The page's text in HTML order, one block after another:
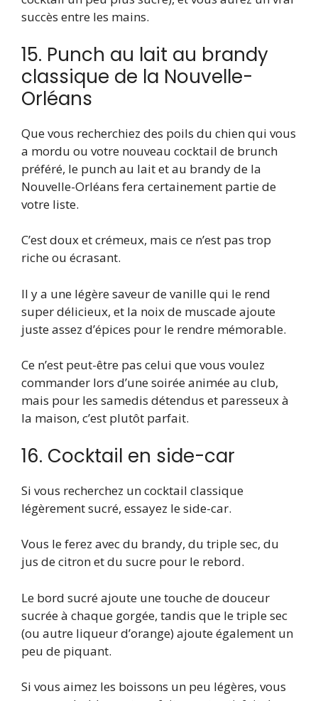
succès entre les mains.
15. Punch au lait au brandy
classique de la Nouvelle-
Orléans
Que vous recherchiez des poils du chien qui vous
a mordu ou votre nouveau cocktail de brunch
préféré, le punch au lait et au brandy de la
Nouvelle-Orléans fera certainement partie de
votre liste.
C’est doux et crémeux, mais ce n’est pas trop
riche ou écrasant.
Il y a une légère saveur de vanille qui le rend
super délicieux, et la noix de muscade ajoute
juste assez d’épices pour le rendre mémorable.
Ce n’est peut-être pas celui que vous voulez
commander lors d’une soirée animée au club,
mais pour les samedis détendus et paresseux à
la maison, c’est plutôt parfait.
16. Cocktail en side-car
Si vous recherchez un cocktail classique
légèrement sucré, essayez le side-car.
Vous le ferez avec du brandy, du triple sec, du
jus de citron et du sucre pour le rebord.
Le bord sucré ajoute une touche de douceur
sucrée à chaque gorgée, tandis que le triple sec
(ou autre liqueur d’orange) ajoute également un
peu de piquant.
Si vous aimez les boissons un peu légères, vous